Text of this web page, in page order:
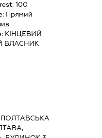
100
Прямий
КІНЦЕВИЙ
ВЛАСНИК
ПОЛТАВСЬКА